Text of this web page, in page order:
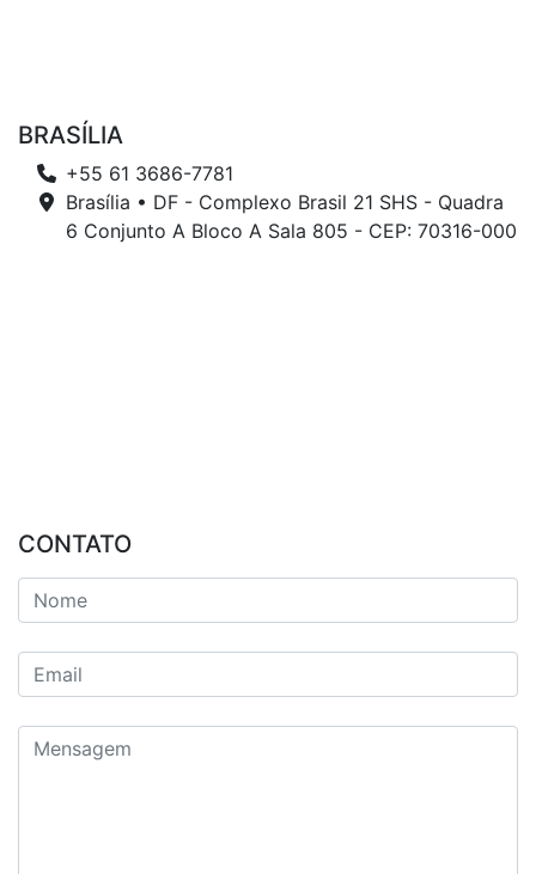
BRASÍLIA
+55 61 3686-7781
Brasília • DF - Complexo Brasil 21 SHS - Quadra
6 Conjunto A Bloco A Sala 805 - CEP: 70316-000
CONTATO